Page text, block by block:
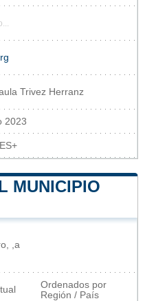
Trivez Herranz
2023
MUNICIPIO
,a
Ordenados por
Región / País